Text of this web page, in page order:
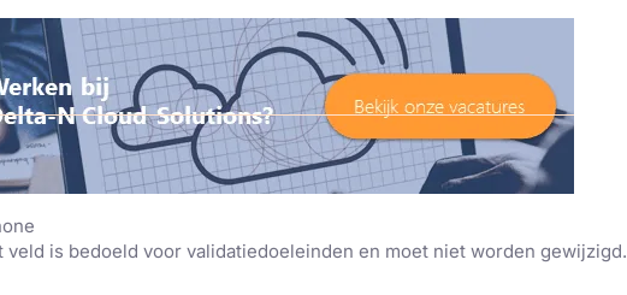
veld is bedoeld voor validatiedoeleinden en moet niet worden gewijzigd.